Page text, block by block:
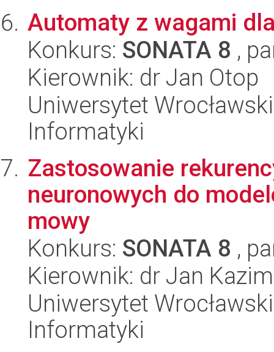
Automaty z wagami
Konkurs: SONATA 8 ,
Kierownik: dr Jan Otop
Uniwersytet
Informatyki
Zastosowanie
neuronowych do
mowy
Konkurs: SONATA 8 ,
Kierownik: dr Jan
Uniwersytet
Informatyki